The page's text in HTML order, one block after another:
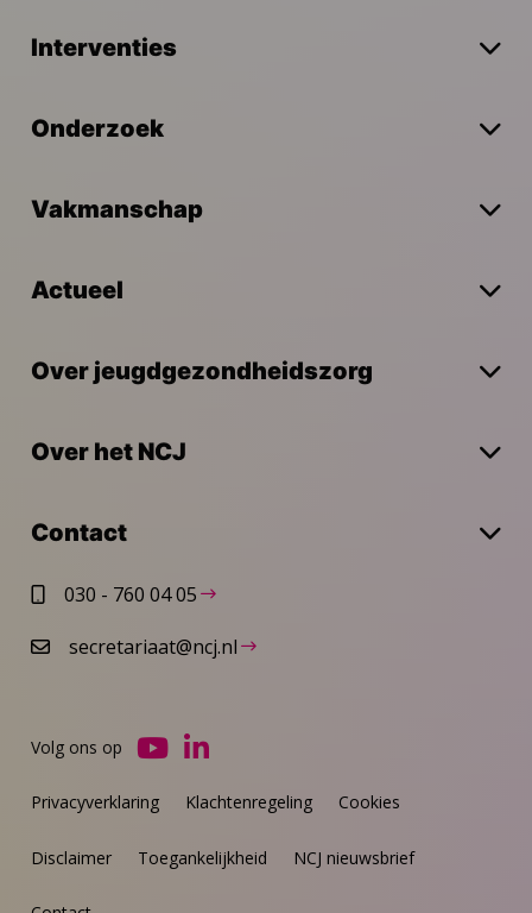
Interventies
Onderzoek
Vakmanschap
Actueel
Over jeugdgezondheidszorg
Over het NCJ
Contact
030 - 760 04 05
secretariaat@ncj.nl
Privacyverklaring Klachtenregeling Cookies
Disclaimer Toegankelijkheid NCJ nieuwsbrief
Volg ons op
Ga
YouTube
Ga